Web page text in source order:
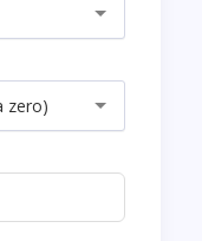
zero)